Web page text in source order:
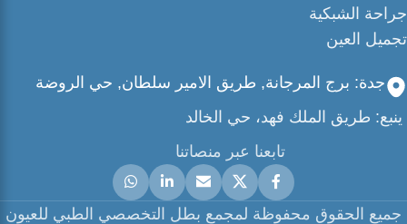
جراحة الشبكية
تجميل العين
جدة: برج المرجانة, طريق الامير سلطان, حي الروضة
ينبع: طريق الملك فهد، حي الخالد
تابعنا عبر منصاتنا
جميع الحقوق محفوظة لمجمع بطل التخصصي الطبي للعيون